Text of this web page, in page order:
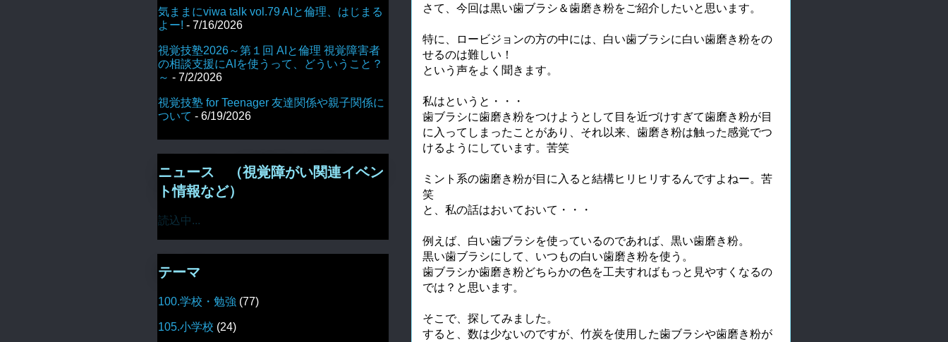
さて、今回は黒い歯ブラシ＆歯磨き粉をご紹介したいと思います。
特に、ロービジョンの方の中には、白い歯ブラシに白い歯磨き粉をの
せるのは難しい！
という声をよく聞きます。
私はというと・・・
歯ブラシに歯磨き粉をつけようとして目を近づけすぎて歯磨き粉が目
に入ってしまったことがあり、それ以来、歯磨き粉は触った感覚でつ
けるようにしています。苦笑
ミント系の歯磨き粉が目に入ると結構ヒリヒリするんですよねー。苦
笑
と、私の話はおいておいて・・・
例えば、白い歯ブラシを使っているのであれば、黒い歯磨き粉。
黒い歯ブラシにして、いつもの白い歯磨き粉を使う。
歯ブラシか歯磨き粉どちらかの色を工夫すればもっと見やすくなるの
では？と思います。
そこで、探してみました。
すると、数は少ないのですが、竹炭を使用した歯ブラシや歯磨き粉が
気ままにviwa talk vol.79 AIと倫理、はじまる
よー! - 7/16/2026
視覚技塾2026～第１回 AIと倫理 視覚障害者
の相談支援にAIを使うって、どういうこと？
～ - 7/2/2026
視覚技塾 for Teenager 友達関係や親子関係に
ついて - 6/19/2026
ニュース （視覚障がい関連イベン
ト情報など）
読込中...
テーマ
100.学校・勉強 (77)
105.小学校 (24)